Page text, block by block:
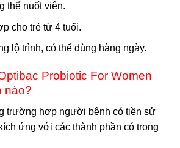
thể nuốt viên.
cho trẻ từ 4 tuổi.
lộ trình, có thể dùng hàng ngày.
Probiotic For Women
nào?
trường hợp người bệnh có tiền sử
ứng với các thành phần có trong